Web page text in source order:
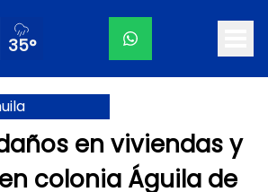
35°
en viviendas y
colonia Águila de